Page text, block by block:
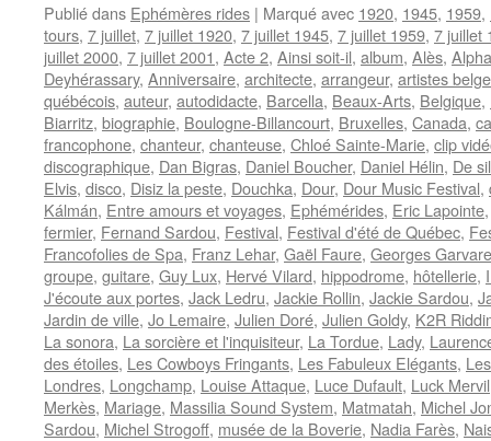
Publié dans Ephémères rides | Marqué avec 1920, 1945, 1959,
tours, 7 juillet, 7 juillet 1920, 7 juillet 1945, 7 juillet 1959, 7 juillet
juillet 2000, 7 juillet 2001, Acte 2, Ainsi soit-il, album, Alès,
Deyhérassary, Anniversaire, architecte, arrangeur, artistes
québécois, auteur, autodidacte, Barcella, Beaux-Arts, Belgique,
Biarritz, biographie, Boulogne-Billancourt, Bruxelles, Canada,
francophone, chanteur, chanteuse, Chloé Sainte-Marie, clip
discographique, Dan Bigras, Daniel Boucher, Daniel Hélin, De
Elvis, disco, Disiz la peste, Douchka, Dour, Dour Music Festival,
Kálmán, Entre amours et voyages, Ephémérides, Eric Lapointe
fermier, Fernand Sardou, Festival, Festival d'été de Québec,
Francofolies de Spa, Franz Lehar, Gaël Faure, Georges
groupe, guitare, Guy Lux, Hervé Vilard, hippodrome, hôtellerie,
J'écoute aux portes, Jack Ledru, Jackie Rollin, Jackie Sardou,
Jardin de ville, Jo Lemaire, Julien Doré, Julien Goldy, K2R
La sonora, La sorcière et l'inquisiteur, La Tordue, Lady,
des étoiles, Les Cowboys Fringants, Les Fabuleux Elégants,
Londres, Longchamp, Louise Attaque, Luce Dufault, Luck Mervil
Merkès, Mariage, Massilia Sound System, Matmatah, Michel
Sardou, Michel Strogoff, musée de la Boverie, Nadia Farès,